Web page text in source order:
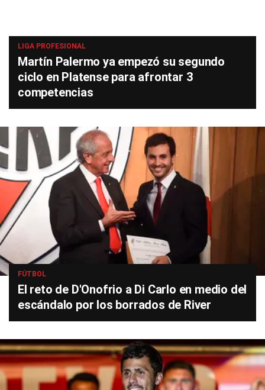
LIGA PROFESIONAL
Martín Palermo ya empezó su segundo
ciclo en Platense para afrontar 3
competencias
FÚTBOL
El reto de D'Onofrio a Di Carlo en medio del
escándalo por los borrados de River